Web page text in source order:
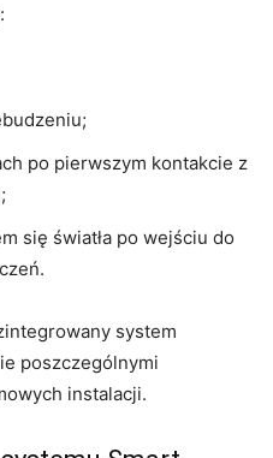
po pierwszym kontakcie z
się światła po wejściu do
system
poszczególnymi
instalacji.